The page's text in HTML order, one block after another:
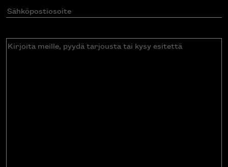
Sähköpostiosoite(Pakollinen)
Kirjoita